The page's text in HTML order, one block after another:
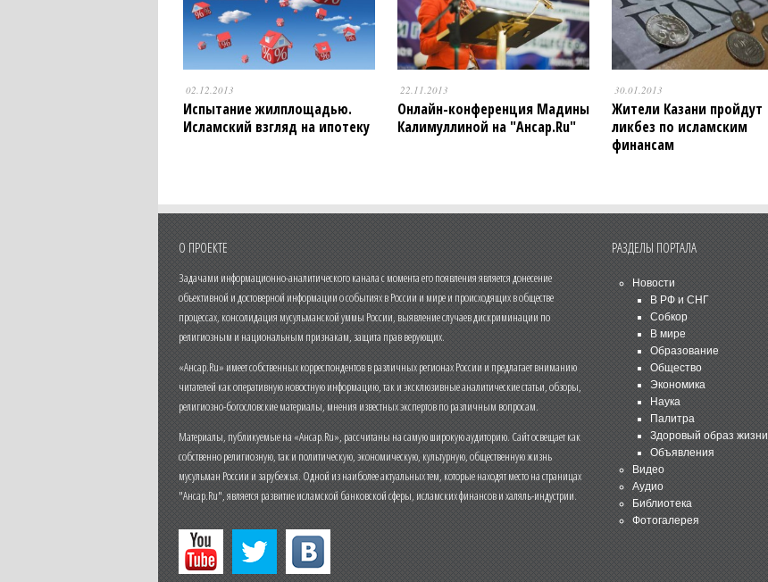
02.12.2013
Испытание жилплощадью.
Исламский взгляд на ипотеку
22.11.2013
Онлайн-конференция Мадины
Калимуллиной на "Ансар.Ru"
30.01.2013
Жители Казани пройдут
ликбез по исламским
финансам
О ПРОЕКТЕ
Задачами информационно-аналитического канала с момента его появления является донесение
объективной и достоверной информации о событиях в России и мире и происходящих в обществе
процессах, консолидация мусульманской уммы России, выявление случаев дискриминации по
религиозным и национальным признакам, защита прав верующих.
«Ансар.Ru» имеет собственных корреспондентов в различных регионах России и предлагает вниманию
читателей как оперативную новостную информацию, так и эксклюзивные аналитические статьи, обзоры,
религиозно-богословские материалы, мнения известных экспертов по различным вопросам.
Материалы, публикуемые на «Ансар.Ru», рассчитаны на самую широкую аудиторию. Сайт освещает как
собственно религиозную, так и политическую, экономическую, культурную, общественную жизнь
мусульман России и зарубежья. Одной из наиболее актуальных тем, которые находят место на страницах
"Ансар.Ru", является развитие исламской банковской сферы, исламских финансов и халяль-индустрии.
РАЗДЕЛЫ ПОРТАЛА
Новости
В РФ и СНГ
Собкор
В мире
Образование
Общество
Экономика
Наука
Палитра
Здоровый образ жизни
Объявления
Видео
Аудио
Библиотека
Фотогалерея